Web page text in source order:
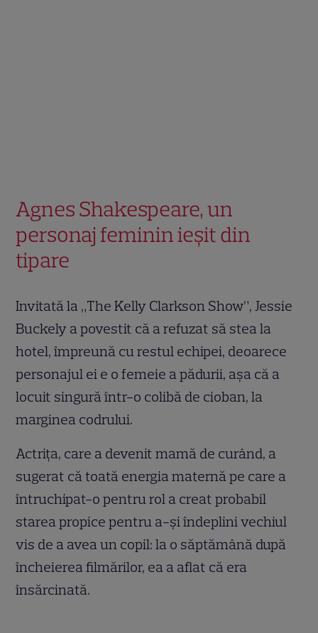
Agnes Shakespeare, un
personaj feminin ieșit din
tipare
Invitată la „The Kelly Clarkson Show”, Jessie
Buckely a povestit că a refuzat să stea la
hotel, împreună cu restul echipei, deoarece
personajul ei e o femeie a pădurii, așa că a
locuit singură într-o colibă de cioban, la
marginea codrului.
Actrița, care a devenit mamă de curând, a
sugerat că toată energia maternă pe care a
întruchipat-o pentru rol a creat probabil
starea propice pentru a-și îndeplini vechiul
vis de a avea un copil: la o săptămână după
încheierea filmărilor, ea a aflat că era
însărcinată.